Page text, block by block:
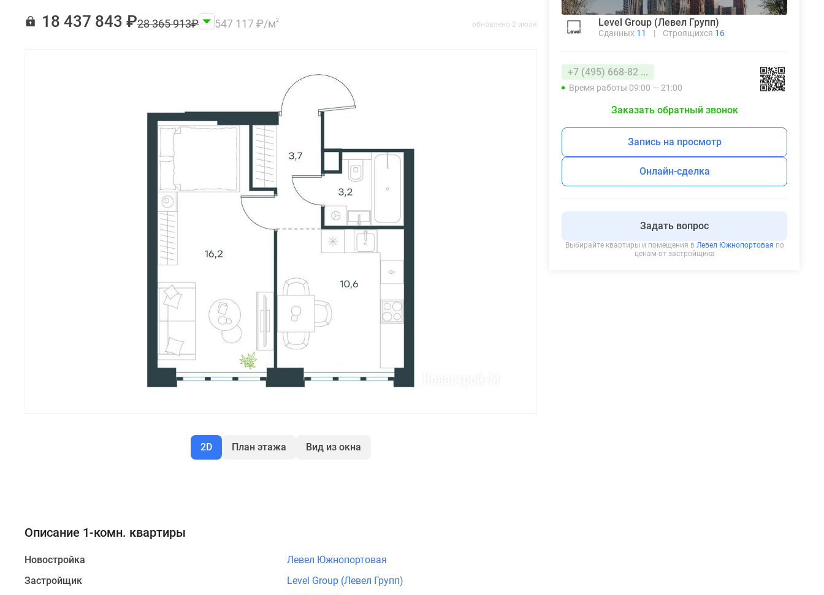
18 437 843 ₽28 365 913₽ 547 117₽/м2 обновлено 2 июля
2D План этажа Вид из окна
Описание 1-комн. квартиры
Новостройка
Левел Южнопортовая
Застройщик
Level Group (Левел Групп)
Level Group (Левел Групп)
Сданных 11 | Строящихся 16
+7 (495) 668-82 ...
Время работы 09:00 — 21:00
Заказать обратный звонок
Запись на просмотр
Онлайн-сделка
Задать вопрос
Выбирайте квартиры и помещения в Левел Южнопортовая по
ценам от застройщика